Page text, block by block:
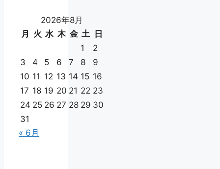
2026年8月
月
火 水 木 金 土
日
1
2
3
4 5 6 7 8
9
10 11 12 13 14 15 16
17 18 19 20 21 22 23
24 25 26 27 28 29 30
31
« 6月